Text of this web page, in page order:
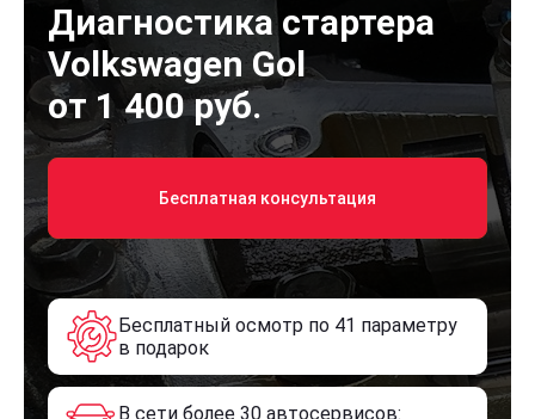
Диагностика стартера
Volkswagen Gol
от 1 400 руб.
Бесплатная консультация
Бесплатный осмотр по 41 параметру
в подарок
В сети более 30 автосервисов: